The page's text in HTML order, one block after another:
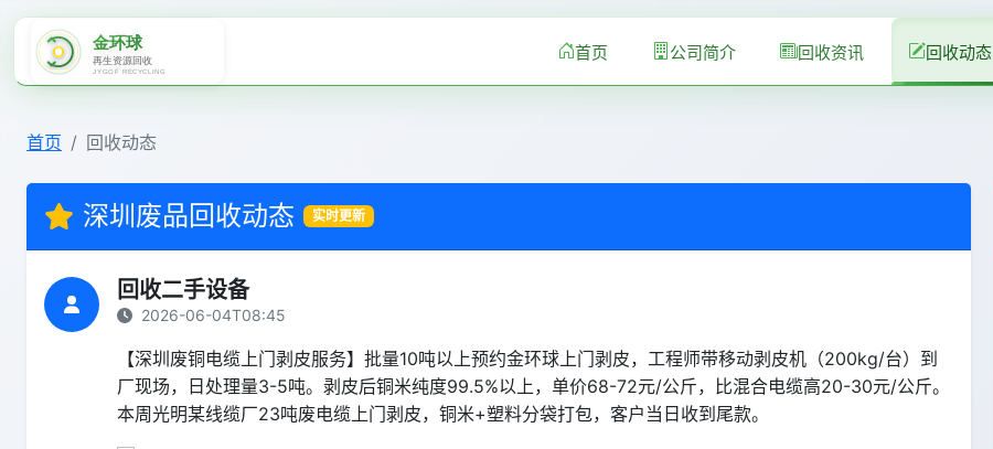
首页 公司简介 回收资讯 回收动态
首页 回收动态
深圳废品回收动态 实时更新
回收二手设备
2026-06-04T08:45
【深圳废铜电缆上门剥皮服务】批量10吨以上预约金环球上门剥皮，工程师带移动剥皮机（200kg/台）到
厂现场，日处理量3-5吨。剥皮后铜米纯度99.5%以上，单价68-72元/公斤，比混合电缆高20-30元/公斤。
本周光明某线缆厂23吨废电缆上门剥皮，铜米+塑料分袋打包，客户当日收到尾款。